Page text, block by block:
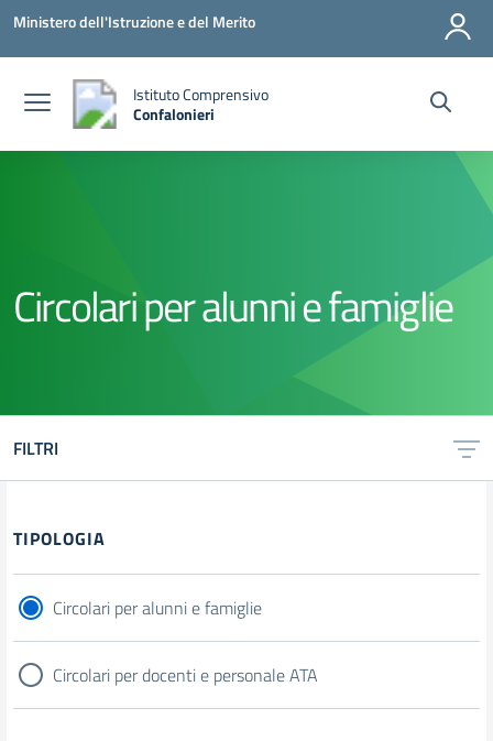
Vai ai contenuti
Vai al menu di navigazione
Vai al footer
Ministero dell'Istruzione e del Merito
Istituto Comprensivo
Confalonieri
Circolari per alunni e famiglie
FILTRI
Filtri
TIPOLOGIA
Circolari per alunni e famiglie
Circolari per docenti e personale ATA